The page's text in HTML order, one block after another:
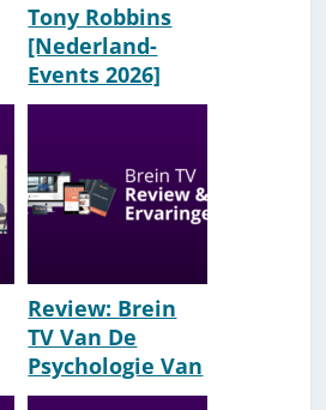
Tony Robbins
[Nederland-
Events 2026]
[Ervaringen]
Review: Brein
TV Van De
Psychologie Van
Succes (Albert